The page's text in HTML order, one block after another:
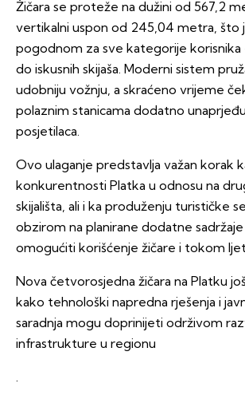
Žičara se proteže na dužini od 567,2
vertikalni uspon od 245,04 metra, što
pogodnom za sve kategorije
do iskusnih skijaša. Moderni sistem
udobniju vožnju, a skraćeno vrijeme
polaznim stanicama dodatno
posjetilaca.
Ovo ulaganje predstavlja važan korak
konkurentnosti Platka u odnosu na
skijališta, ali i ka produženju turističke
obzirom na planirane dodatne
omogućiti korišćenje žičare i tokom
Nova četvorosjedna žičara na Platku
kako tehnološki napredna rješenja i
saradnja mogu doprinijeti održivom
infrastrukture u regionu
.